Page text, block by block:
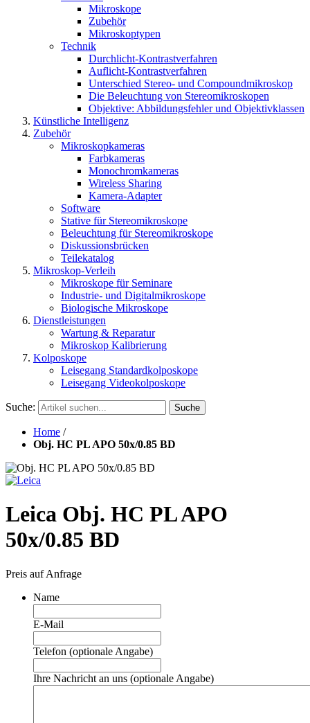
Mikroskope
Zubehör
Mikroskoptypen
Technik
Durchlicht-Kontrastverfahren
Auflicht-Kontrastverfahren
Unterschied Stereo- und Compoundmikroskop
Die Beleuchtung von Stereomikroskopen
Objektive: Abbildungsfehler und Objektivklassen
Künstliche Intelligenz
Zubehör
Mikroskopkameras
Farbkameras
Monochromkameras
Wireless Sharing
Kamera-Adapter
Software
Stative für Stereomikroskope
Beleuchtung für Stereomikroskope
Diskussionsbrücken
Teilekatalog
Mikroskop-Verleih
Mikroskope für Seminare
Industrie- und Digitalmikroskope
Biologische Mikroskope
Dienstleistungen
Wartung & Reparatur
Mikroskop Kalibrierung
Kolposkope
Leisegang Standardkolposkope
Leisegang Videokolposkope
Suche: Suche
Home /
Obj. HC PL APO 50x/0.85 BD
Leica Obj. HC PL APO
50x/0.85 BD
Preis auf Anfrage
Name
E-Mail
Telefon (optionale Angabe)
Ihre Nachricht an uns (optionale Angabe)